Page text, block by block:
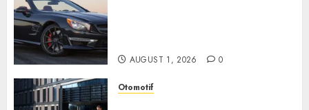
AUGUST 1, 2026 0
Otomotif